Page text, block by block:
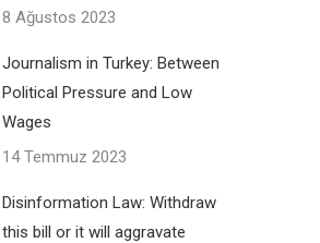
8 Ağustos 2023
Journalism in Turkey: Between
Political Pressure and Low
Wages
14 Temmuz 2023
Disinformation Law: Withdraw
this bill or it will aggravate